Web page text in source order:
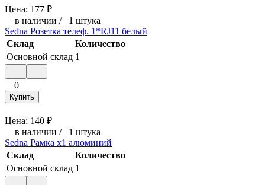
Цена: 177 ₽
в наличии / 1 штука
Sedna Розетка телеф. 1*RJ11 белый
Склад
Количество
Основной склад 1
0
Купить
Цена: 140 ₽
в наличии / 1 штука
Sedna Рамка х1 алюминий
Склад
Количество
Основной склад 1